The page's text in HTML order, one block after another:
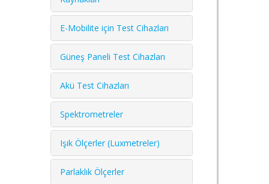
E-Mobilite için Test Cihazları
Güneş Paneli Test Cihazları
Akü Test Cihazları
Spektrometreler
Işık Ölçerler (Luxmetreler)
Parlaklık Ölçerler